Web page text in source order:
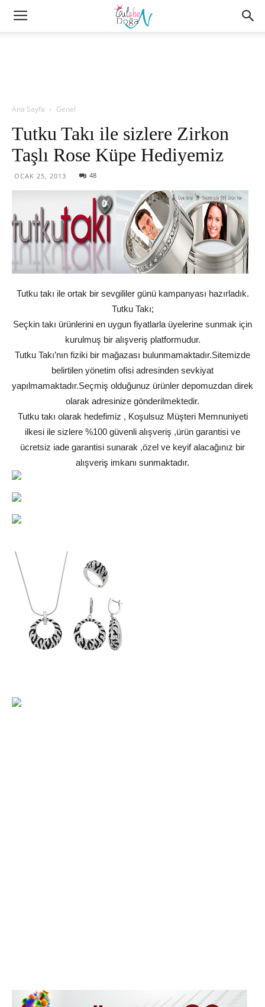
Ana Sayfa Genel
Tutku Takı ile sizlere Zirkon
Taşlı Rose Küpe Hediyemiz
OCAK 25, 2013 48
Tutku takı ile ortak bir sevgililer günü kampanyası hazırladık.
Tutku Takı;
Seçkin takı ürünlerini en uygun fiyatlarla üyelerine sunmak için
kurulmuş bir alışveriş platformudur.
Tutku Takı’nın fiziki bir mağazası bulunmamaktadır.Sitemizde
belirtilen yönetim ofisi adresinden sevkiyat
yapılmamaktadır.Seçmiş olduğunuz ürünler depomuzdan direk
olarak adresinize gönderilmektedir.
Tutku takı olarak hedefimiz , Koşulsuz Müşteri Memnuniyeti
ilkesi ile sizlere %100 güvenli alışveriş ,ürün garantisi ve
ücretsiz iade garantisi sunarak ,özel ve keyif alacağınız bir
alışveriş imkanı sunmaktadır.